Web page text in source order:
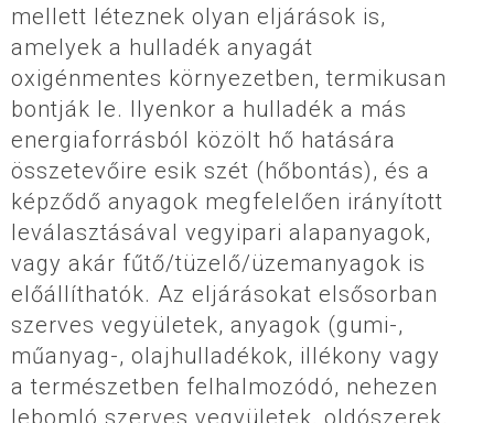
mellett léteznek olyan eljárások is,
amelyek a hulladék anyagát
oxigénmentes környezetben, termikusan
bontják le. Ilyenkor a hulladék a más
energiaforrásból közölt hő hatására
összetevőire esik szét (hőbontás), és a
képződő anyagok megfelelően irányított
leválasztásával vegyipari alapanyagok,
vagy akár fűtő/tüzelő/üzemanyagok is
előállíthatók. Az eljárásokat elsősorban
szerves vegyületek, anyagok (gumi-,
műanyag-, olajhulladékok, illékony vagy
a természetben felhalmozódó, nehezen
lebomló szerves vegyületek, oldószerek,